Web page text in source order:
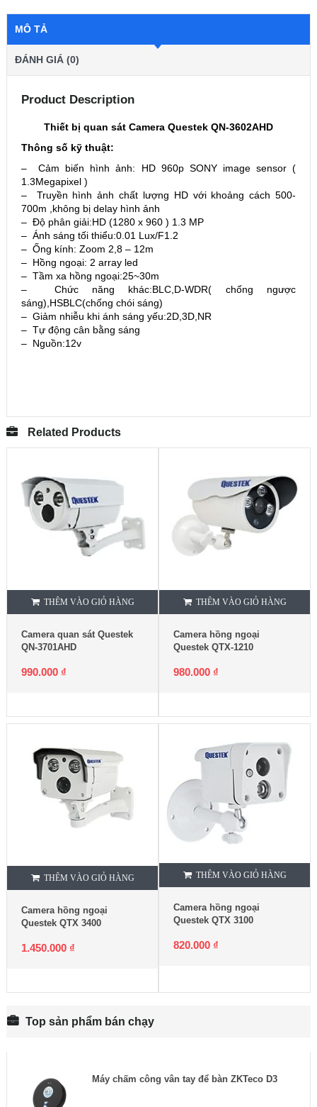
MÔ TẢ
ĐÁNH GIÁ (0)
Product Description
Thiết bị quan sát Camera Questek QN-3602AHD
Thông số kỹ thuật:
– Cảm biến hình ảnh: HD 960p SONY image sensor (
1.3Megapixel )
– Truyền hình ảnh chất lượng HD với khoảng cách 500-
700m ,không bị delay hình ảnh
– Độ phân giải:HD (1280 x 960 ) 1.3 MP
– Ánh sáng tối thiểu:0.01 Lux/F1.2
– Ống kính: Zoom 2,8 – 12m
– Hồng ngoại: 2 array led
– Tầm xa hồng ngoại:25~30m
– Chức năng khác:BLC,D-WDR( chống ngược
sáng),HSBLC(chống chói sáng)
– Giảm nhiễu khi ánh sáng yếu:2D,3D,NR
– Tự động cân bằng sáng
– Nguồn:12v
Related Products
THÊM VÀO GIỎ HÀNG
Camera quan sát Questek
QN-3701AHD
990.000 ₫
THÊM VÀO GIỎ HÀNG
Camera hồng ngoại
Questek QTX-1210
980.000 ₫
THÊM VÀO GIỎ HÀNG
Camera hồng ngoại
Questek QTX 3400
1.450.000 ₫
THÊM VÀO GIỎ HÀNG
Camera hồng ngoại
Questek QTX 3100
820.000 ₫
Top sản phẩm bán chạy
Máy chấm công vân tay để bàn ZKTeco D3